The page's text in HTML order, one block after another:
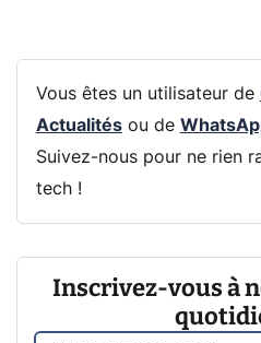
Vous êtes un utilisateur de
Actualitésou de
Suivez-nous pour ne rien
tech !
Inscrivez-vous à